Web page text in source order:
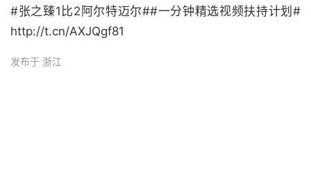
#张之臻1比2阿尔特迈尔##一分钟精选视频扶持计划#
http://t.cn/AXJQgf81
发布于 浙江